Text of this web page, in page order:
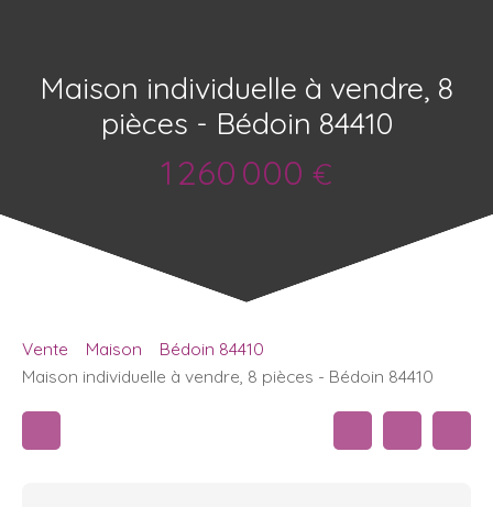
Maison individuelle à vendre, 8
pièces - Bédoin 84410
1 260 000 €
Vente Maison
Bédoin 84410
Maison individuelle à vendre, 8 pièces - Bédoin 84410